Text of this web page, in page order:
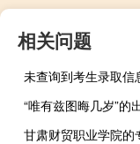
相关问题
未查询到考生录取信
“唯有兹图晦几岁”的